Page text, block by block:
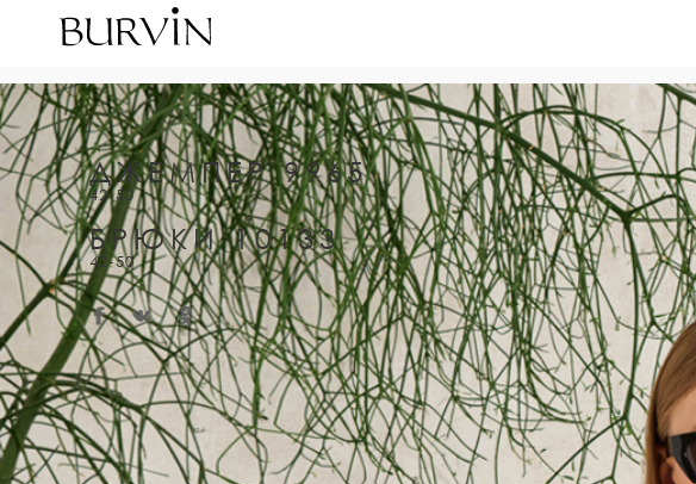
ДЖЕМПЕР 9965
42-50
БРЮКИ 10133
42-50